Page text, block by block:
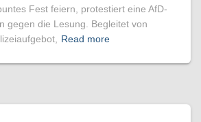
Fest feiern, protestiert eine AfD-
gegen die Lesung. Begleitet von
Read more